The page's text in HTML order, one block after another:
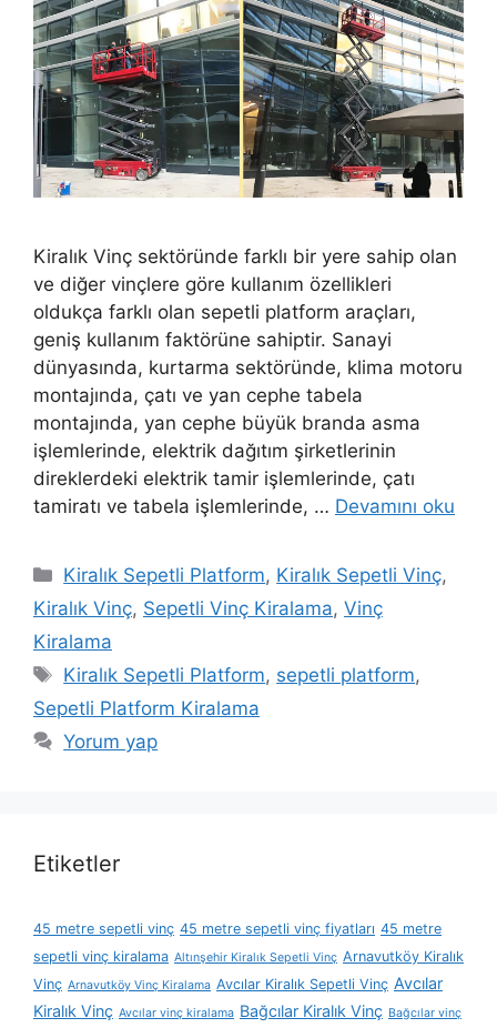
Kiralık Vinç sektöründe farklı bir yere sahip olan
ve diğer vinçlere göre kullanım özellikleri
oldukça farklı olan sepetli platform araçları,
geniş kullanım faktörüne sahiptir. Sanayi
dünyasında, kurtarma sektöründe, klima motoru
montajında, çatı ve yan cephe tabela
montajında, yan cephe büyük branda asma
işlemlerinde, elektrik dağıtım şirketlerinin
direklerdeki elektrik tamir işlemlerinde, çatı
tamiratı ve tabela işlemlerinde, … Devamını oku
Kategoriler
Kiralık Sepetli Platform, Kiralık Sepetli Vinç,
Kiralık Vinç, Sepetli Vinç Kiralama, Vinç
Kiralama
Etiketler
Kiralık Sepetli Platform, sepetli platform,
Sepetli Platform Kiralama
Yorum yap
Etiketler
45 metre sepetli vinç 45 metre sepetli vinç fiyatları 45 metre
sepetli vinç kiralama Altınşehir Kiralık Sepetli Vinç Arnavutköy Kiralık
Vinç Arnavutköy Vinç Kiralama Avcılar Kiralık Sepetli Vinç Avcılar
Kiralık Vinç Avcılar vinç kiralama Bağcılar Kiralık Vinç Bağcılar vinç